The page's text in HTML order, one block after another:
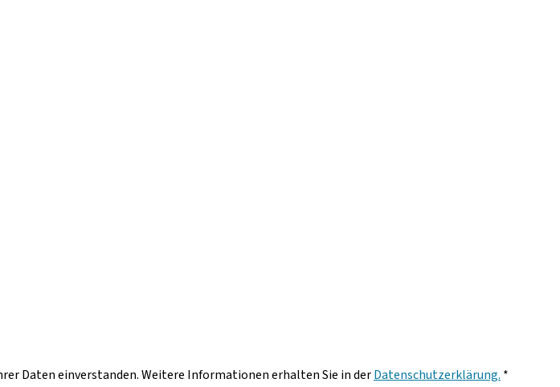
Daten einverstanden. Weitere Informationen erhalten Sie in derDatenschutzerklärung. *